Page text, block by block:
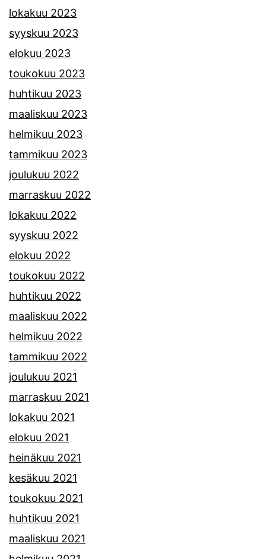
lokakuu 2023
syyskuu 2023
elokuu 2023
toukokuu 2023
huhtikuu 2023
maaliskuu 2023
helmikuu 2023
tammikuu 2023
joulukuu 2022
marraskuu 2022
lokakuu 2022
syyskuu 2022
elokuu 2022
toukokuu 2022
huhtikuu 2022
maaliskuu 2022
helmikuu 2022
tammikuu 2022
joulukuu 2021
marraskuu 2021
lokakuu 2021
elokuu 2021
heinäkuu 2021
kesäkuu 2021
toukokuu 2021
huhtikuu 2021
maaliskuu 2021